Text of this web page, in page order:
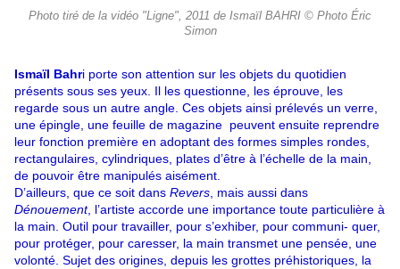
Photo tiré de la vidéo "Ligne", 2011 de Ismaïl BAHRI © Photo Éric
Simon
Ismaïl Bahri porte son attention sur les objets du quotidien
présents sous ses yeux. Il les questionne, les éprouve, les
regarde sous un autre angle. Ces objets ainsi prélevés un verre,
une épingle, une feuille de magazine peuvent ensuite reprendre
leur fonction première en adoptant des formes simples rondes,
rectangulaires, cylindriques, plates d’être à l’échelle de la main,
de pouvoir être manipulés aisément.
D’ailleurs, que ce soit dans Revers , mais aussi dans
Dénouement, l’artiste accorde une importance toute particulière à
la main. Outil pour travailler, pour s’exhiber, pour communi- quer,
pour protéger, pour caresser, la main transmet une pensée, une
volonté. Sujet des origines, depuis les grottes préhistoriques, la